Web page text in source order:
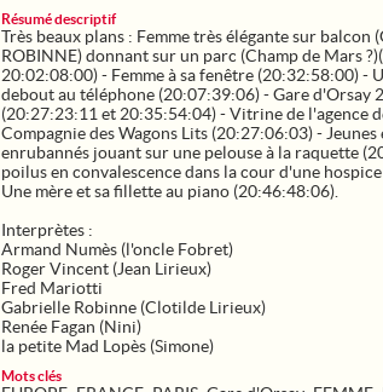
Résumé descriptif
Très beaux plans : Femme très élégante sur balcon
ROBINNE) donnant sur un parc (Champ de Mars
20:02:08:00) - Femme à sa fenêtre (20:32:58:00) -
debout au téléphone (20:07:39:06) - Gare d'Orsay
(20:27:23:11 et 20:35:54:04) - Vitrine de l'agence
Compagnie des Wagons Lits (20:27:06:03) - Jeunes
enrubannés jouant sur une pelouse à la raquette
poilus en convalescence dans la cour d'une
Une mère et sa fillette au piano (20:46:48:06).
Interprètes :
Armand Numès (l'oncle Fobret)
Roger Vincent (Jean Lirieux)
Fred Mariotti
Gabrielle Robinne (Clotilde Lirieux)
Renée Fagan (Nini)
la petite Mad Lopès (Simone)
Mots clés